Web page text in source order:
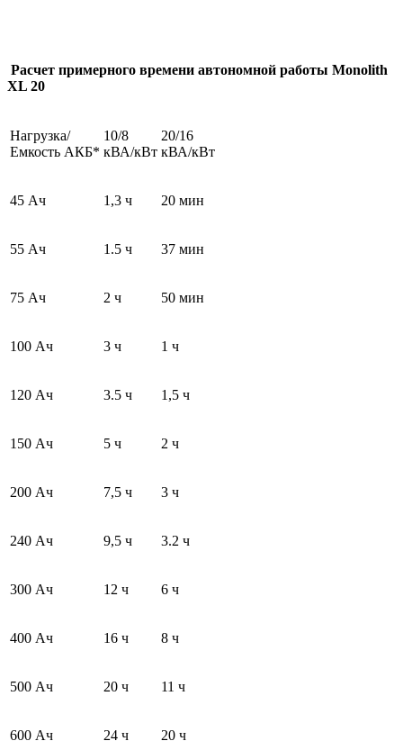
Расчет примерного времени автономной работы Monolith
XL 20
Нагрузка/
Емкость АКБ*
10/8
кВА/кВт
20/16
кВА/кВт
45 Ач 1,3 ч 20 мин
55 Ач 1.5 ч 37 мин
75 Ач 2 ч 50 мин
100 Ач 3 ч 1 ч
120 Ач 3.5 ч 1,5 ч
150 Ач 5 ч 2 ч
200 Ач 7,5 ч 3 ч
240 Ач 9,5 ч 3.2 ч
300 Ач 12 ч 6 ч
400 Ач 16 ч 8 ч
500 Ач 20 ч 11 ч
600 Ач 24 ч 20 ч